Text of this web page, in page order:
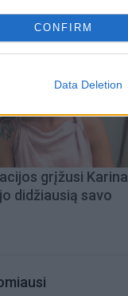
CONFIRM
Data Deletion
grįžusi Karina
didžiausią savo